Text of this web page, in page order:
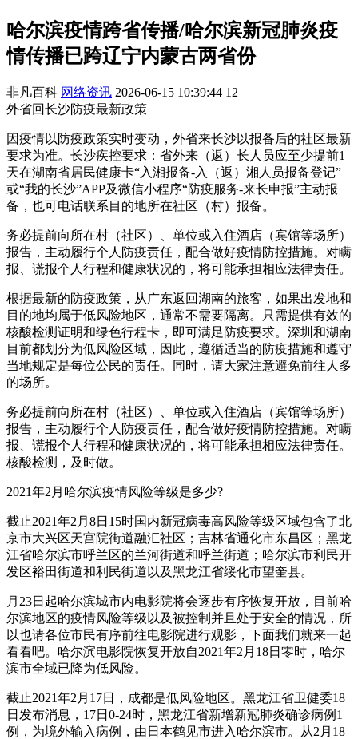
哈尔滨疫情跨省传播/哈尔滨新冠肺炎疫
情传播已跨辽宁内蒙古两省份
非凡百科 网络资讯 2026-06-15 10:39:44 12
外省回长沙防疫最新政策
因疫情以防疫政策实时变动，外省来长沙以报备后的社区最新
要求为准。长沙疾控要求：省外来（返）长人员应至少提前1
天在湖南省居民健康卡“入湘报备-入（返）湘人员报备登记”
或“我的长沙”APP及微信小程序“防疫服务-来长申报”主动报
备，也可电话联系目的地所在社区（村）报备。
务必提前向所在村（社区）、单位或入住酒店（宾馆等场所）
报告，主动履行个人防疫责任，配合做好疫情防控措施。对瞒
报、谎报个人行程和健康状况的，将可能承担相应法律责任。
根据最新的防疫政策，从广东返回湖南的旅客，如果出发地和
目的地均属于低风险地区，通常不需要隔离。只需提供有效的
核酸检测证明和绿色行程卡，即可满足防疫要求。深圳和湖南
目前都划分为低风险区域，因此，遵循适当的防疫措施和遵守
当地规定是每位公民的责任。同时，请大家注意避免前往人多
的场所。
务必提前向所在村（社区）、单位或入住酒店（宾馆等场所）
报告，主动履行个人防疫责任，配合做好疫情防控措施。对瞒
报、谎报个人行程和健康状况的，将可能承担相应法律责任。
核酸检测，及时做。
2021年2月哈尔滨疫情风险等级是多少?
截止2021年2月8日15时国内新冠病毒高风险等级区域包含了北
京市大兴区天宫院街道融汇社区；吉林省通化市东昌区；黑龙
江省哈尔滨市呼兰区的兰河街道和呼兰街道；哈尔滨市利民开
发区裕田街道和利民街道以及黑龙江省绥化市望奎县。
月23日起哈尔滨城市内电影院将会逐步有序恢复开放，目前哈
尔滨地区的疫情风险等级以及被控制并且处于安全的情况，所
以也请各位市民有序前往电影院进行观影，下面我们就来一起
看看吧。哈尔滨电影院恢复开放自2021年2月18日零时，哈尔
滨市全域已降为低风险。
截止2021年2月17日，成都是低风险地区。黑龙江省卫健委18
日发布消息，17日0-24时，黑龙江省新增新冠肺炎确诊病例1
例，为境外输入病例，由日本鹤见市进入哈尔滨市。从2月18